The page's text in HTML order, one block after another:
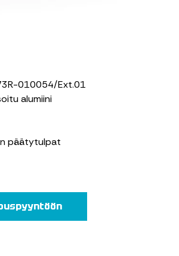
010054/Ext.01
alumiini
päätytulpat